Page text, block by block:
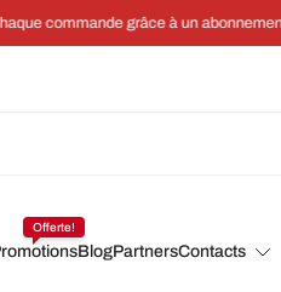
grâce à un abonnement
Offerte!
BlogPartnersContacts